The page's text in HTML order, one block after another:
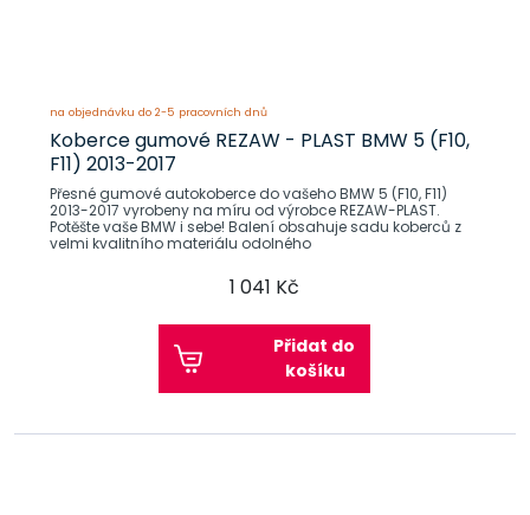
na objednávku do 2-5 pracovních dnů
Koberce gumové REZAW - PLAST BMW 5 (F10,
F11) 2013-2017
Přesné gumové autokoberce do vašeho BMW 5 (F10, F11)
2013-2017 vyrobeny na míru od výrobce REZAW-PLAST.
Potěšte vaše BMW i sebe! Balení obsahuje sadu koberců z
velmi kvalitního materiálu odolného
1 041 Kč
Přidat do
košíku